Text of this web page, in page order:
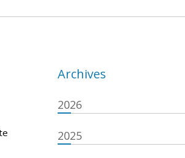
Archives
2026
2025